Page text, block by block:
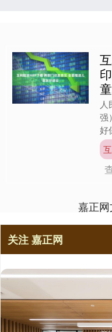
人
强
好
康
家
嘉正
关注 嘉正网